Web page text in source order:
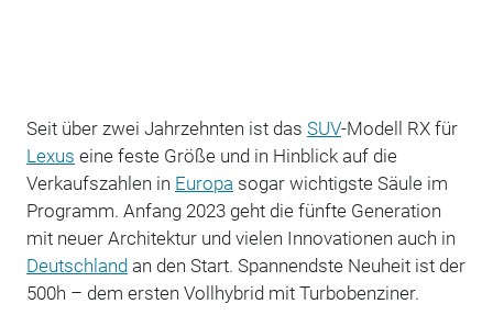
Seit über zwei Jahrzehnten ist das SUV-Modell RX für
Lexus eine feste Größe und in Hinblick auf die
Verkaufszahlen in Europa sogar wichtigste Säule im
Programm. Anfang 2023 geht die fünfte Generation
mit neuer Architektur und vielen Innovationen auch in
Deutschlandan den Start. Spannendste Neuheit ist der
500h – dem ersten Vollhybrid mit Turbobenziner.